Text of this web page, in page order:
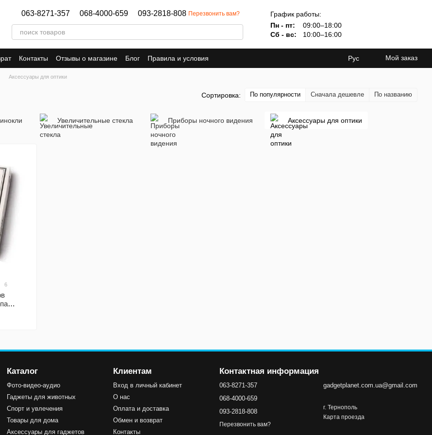
063-8271-357 068-4000-659 093-2818-808 Перезвонить вам?
График работы:
Пн - пт:
09:00–18:00
Сб - вс:
10:00–16:00
Контакты Отзывы о магазине Блог Правила и условия Рус Мой заказ
Аксессуары для оптики
Сортировка: По популярности Сначала дешевле По названию
Увеличительные стекла Приборы ночного видения Аксессуары для оптики
6
Каталог
Фото-видео-аудио
Гаджеты для животных
Спорт и увлечения
Товары для дома
Аксессуары для гаджетов
Клиентам
Вход в личный кабинет
О нас
Оплата и доставка
Обмен и возврат
Контакты
Контактная информация
063-8271-357
068-4000-659
093-2818-808
Перезвонить вам?
gadgetplanet.com.ua@gmail.com
г. Тернополь
Карта проезда